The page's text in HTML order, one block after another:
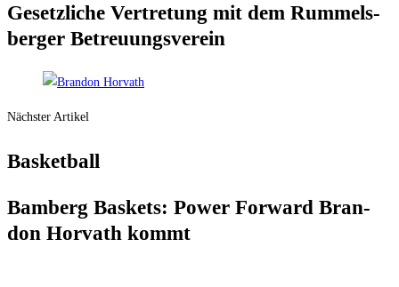
Gesetz­li­che Ver­tre­tung mit dem Rum­mels­
ber­ger Betreuungsverein
Nächster Artikel
Bas­ket­ball
Bam­berg Bas­kets: Power For­ward Bran­
don Hor­vath kommt